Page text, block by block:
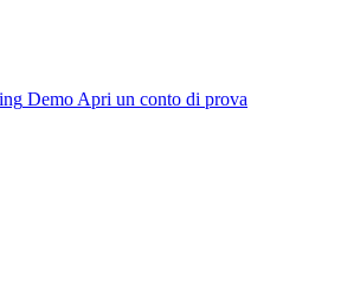
Demo Apri un conto di prova